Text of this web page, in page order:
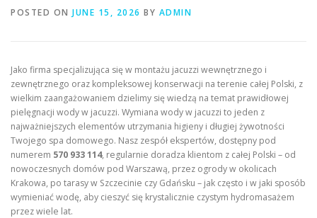
POSTED ON JUNE 15, 2026 BY ADMIN
Jako firma specjalizująca się w montażu jacuzzi wewnętrznego i
zewnętrznego oraz kompleksowej konserwacji na terenie całej Polski, z
wielkim zaangażowaniem dzielimy się wiedzą na temat prawidłowej
pielęgnacji wody w jacuzzi. Wymiana wody w jacuzzi to jeden z
najważniejszych elementów utrzymania higieny i długiej żywotności
Twojego spa domowego. Nasz zespół ekspertów, dostępny pod
numerem 570 933 114, regularnie doradza klientom z całej Polski – od
nowoczesnych domów pod Warszawą, przez ogrody w okolicach
Krakowa, po tarasy w Szczecinie czy Gdańsku – jak często i w jaki sposób
wymieniać wodę, aby cieszyć się krystalicznie czystym hydromasażem
przez wiele lat.